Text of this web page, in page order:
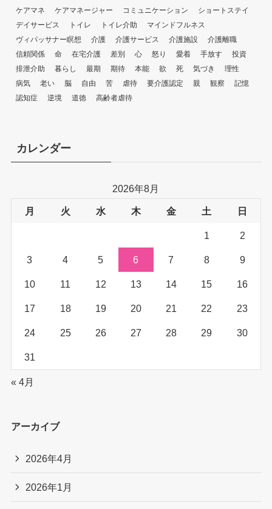
ケアマネ ケアマネージャー コミュニケーション
ショートステイ
デイサービス
トイレ トイレ介助
マインドフルネス
ヴィパッサナー瞑想
介護 介護サービス 介護施設
介護離職
信頼関係
命 在宅介護 差別 心 怒り 愛着 手放す
投資
排泄介助
暮らし 最期 期待 本能 欲 死 気づき
理性
病気
老い 脳 自由 苦 虐待 要介護認定 親 観察
記憶
認知症
逆境 道徳 高齢者虐待
カレンダー
2026年8月
月 火 水 木 金 土 日
1 2
3 4 5 6 7 8 9
10 11 12 13 14 15 16
17 18 19 20 21 22 23
24 25 26 27 28 29 30
31
« 4月
アーカイブ
2026年4月
2026年1月